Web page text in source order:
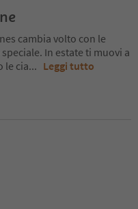
cambia volto con le
In estate ti muovi a
le cia... Leggi tutto